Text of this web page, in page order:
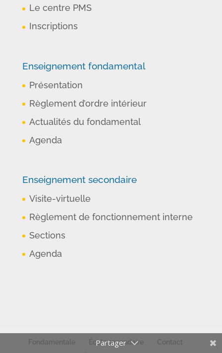
Le centre PMS
Inscriptions
Enseignement fondamental
Présentation
Règlement d’ordre intérieur
Actualités du fondamental
Agenda
Enseignement secondaire
Visite-virtuelle
Règlement de fonctionnement interne
Sections
Agenda
Fondamentale École secondaire
Contact